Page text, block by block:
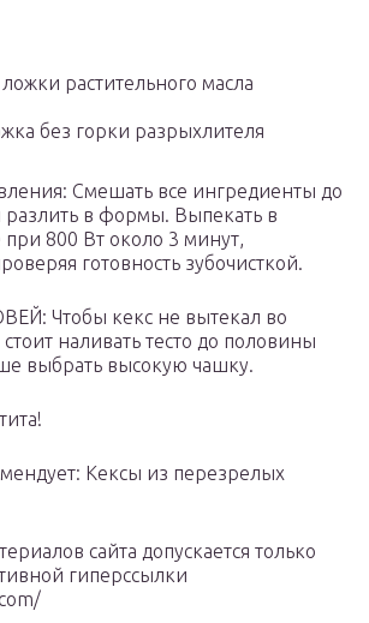
растительного масла
без горки разрыхлителя
Смешать все ингредиенты до
разлить в формы. Выпекать в
800 Вт около 3 минут,
готовность зубочисткой.
Чтобы кекс не вытекал во
наливать тесто до половины
выбрать высокую чашку.
Кексы из перезрелых
сайта допускается только
гиперссылки